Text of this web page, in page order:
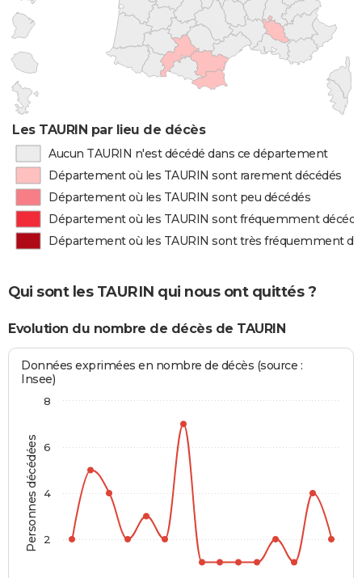
Les TAURIN par lieu de décès
Aucun TAURIN n'est décédé dans ce département
Département où les TAURIN sont rarement décédés
Département où les TAURIN sont peu décédés
Département où les TAURIN sont fréquemment
Département où les TAURIN sont très fréquemment
Qui sont les TAURIN qui nous ont quittés ?
Evolution du nombre de décès de TAURIN
Personnes décédées
Données exprimées en nombre de décès (source :
Insee)
2
4
6
8